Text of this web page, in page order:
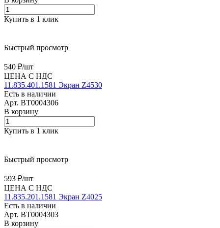
Купить в 1 клик
Быстрый просмотр
540 ₽/шт
ЦЕНА С НДС
11.835.401.1581 Экран Z4530
Есть в наличии
Арт. BT0004306
В корзину
Купить в 1 клик
Быстрый просмотр
593 ₽/шт
ЦЕНА С НДС
11.835.201.1581 Экран Z4025
Есть в наличии
Арт. BT0004303
В корзину